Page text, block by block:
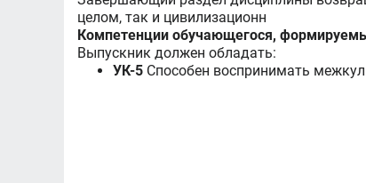
целом, так и цивилизационн
Компетенции обучающегося,
Выпускник должен обладать:
УК-5 Способен воспринимать